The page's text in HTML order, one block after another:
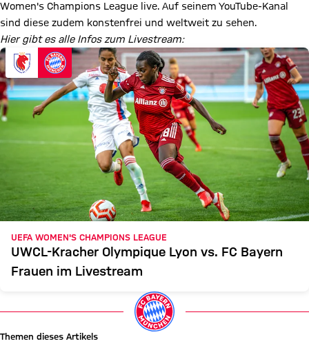
Women's Champions League live. Auf seinem YouTube-Kanal
sind diese zudem konstenfrei und weltweit zu sehen.
Hier gibt es alle Infos zum Livestream:
UEFA WOMEN'S CHAMPIONS LEAGUE
UWCL-Kracher Olympique Lyon vs. FC Bayern
Frauen im Livestream
Themen dieses Artikels